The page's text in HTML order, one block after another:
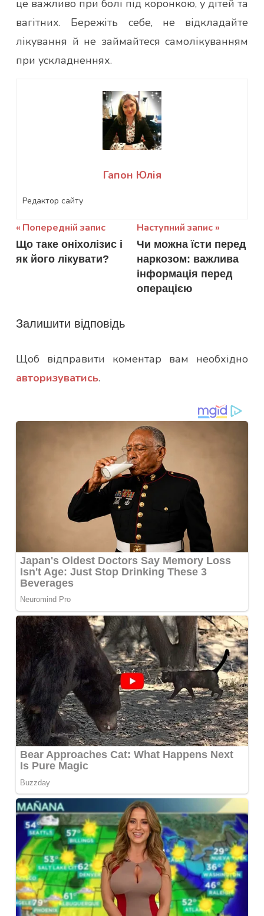
це важливо при болі під коронкою, у дітей та
вагітних. Бережіть себе, не відкладайте
лікування й не займайтеся самолікуванням
при ускладненнях.
Гапон Юлія
Редактор сайту
Навігація
записів
Попередній запис
Що таке оніхолізис і
як його лікувати?
Наступний запис
Чи можна їсти перед
наркозом: важлива
інформація перед
операцією
Залишити відповідь
Щоб відправити коментар вам необхідно
авторизуватись.